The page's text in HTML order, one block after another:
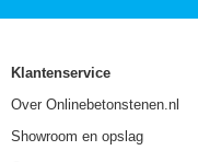
Klantenservice
Over Onlinebetonstenen.nl
Showroom en opslag